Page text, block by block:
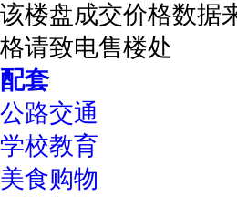
该楼盘成交价格数据
格请致电售楼处
配套
公路交通
学校教育
美食购物